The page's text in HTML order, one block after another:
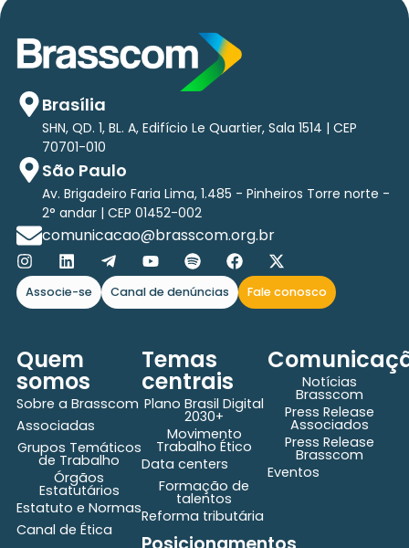
Brasília
SHN, QD. 1, BL. A, Edifício Le Quartier, Sala 1514 | CEP
70701-010
São Paulo
Av. Brigadeiro Faria Lima, 1.485 - Pinheiros Torre norte -
2° andar | CEP 01452-002
comunicacao@brasscom.org.br
Associe-se Canal de denúncias Fale conosco
Quem
somos
Sobre a Brasscom
Associadas
Grupos Temáticos
de Trabalho
Órgãos
Estatutários
Estatuto e Normas
Canal de Ética
Temas
centrais
Plano Brasil Digital
2030+
Movimento
Trabalho Ético
Data centers
Formação de
talentos
Reforma tributária
Notícias
Brasscom
Press Release
Associados
Press Release
Brasscom
Eventos